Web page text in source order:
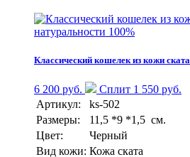
натуральности 100%
Классический кошелек из кожи ската
6 200 руб.
Сплит 1 550 руб.
Артикул:
ks-502
Размеры:
11,5 *9 *1,5 см.
Цвет:
Черный
Вид кожи: Кожа ската